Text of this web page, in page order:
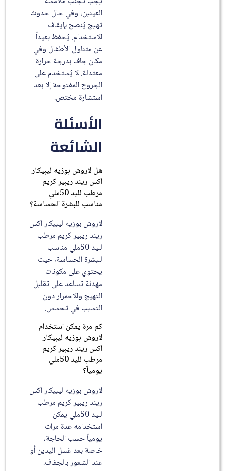
العينين، وفي حال حدوث
تهيج يُنصح بإيقاف
الاستخدام. يُحفظ بعيداً
عن متناول الأطفال وفي
مكان جاف بدرجة حرارة
معتدلة. لا يُستخدم على
الجروح المفتوحة إلا بعد
استشارة مختص.
الأسئلة
الشائعة
هل لاروش بوزيه ليبيكار
اكس ريند ريبير كريم
مرطب لليد 50ملي
مناسب للبشرة الحساسة؟
لاروش بوزيه ليبيكار اكس
ريند ريبير كريم مرطب
لليد 50ملي مناسب
للبشرة الحساسة، حيث
يحتوي على مكونات
مهدئة تساعد على تقليل
التهيج والاحمرار دون
التسبب في تحسس.
كم مرة يمكن استخدام
لاروش بوزيه ليبيكار
اكس ريند ريبير كريم
مرطب لليد 50ملي
لاروش بوزيه ليبيكار اكس
ريند ريبير كريم مرطب
لليد 50ملي يمكن
استخدامه عدة مرات
يومياً حسب الحاجة،
خاصة بعد غسل اليدين أو
عند الشعور بالجفاف.